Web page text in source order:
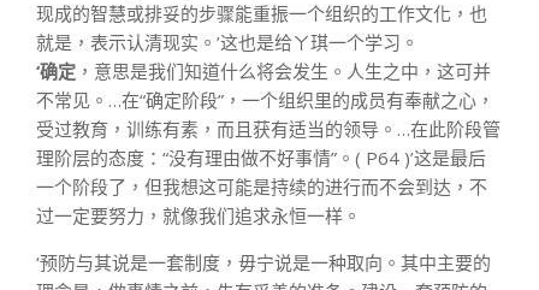
现成的智慧或排妥的步骤能重振一个组织的工作文化，也
就是，表示认清现实。’这也是给ㄚ琪一个学习。
‘确定 ，意思是我们知道什么将会发生。人生之中，这可并
不常见。…在“确定阶段”，一个组织里的成员有奉献之心，
受过教育，训练有素，而且获有适当的领导。…在此阶段管
理阶层的态度：“没有理由做不好事情”。( P64 )’这是最后
一个阶段了，但我想这可能是持续的进行而不会到达，不
过一定要努力，就像我们追求永恒一样。
‘预防与其说是一套制度，毋宁说是一种取向。其中主要的